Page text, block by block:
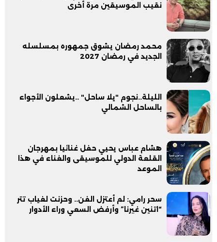
نقيب الموسيقين مرة أخرى
محمد رمضان يشوق جمهوره بمسلسله
الجديد في رمضان 2027
الليلة..نجوم "يلا ساحل" ..يشعلون الأجواء
بالساحل الشمالي
هشام عباس يحيي حفل غنائيا بمهرجان
القلعة الدولي للموسيقى والغناء في هذا
الموعد
سحر رامي: لم أعتزل الفن.. وحزنت لغياب تتر
“اتنين غيرنا” وأرفض السعي وراء الأدوار